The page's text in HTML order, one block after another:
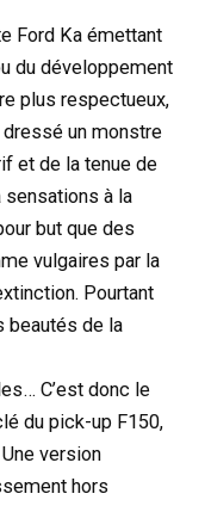
Ford Ka émettant
du développement
plus respectueux,
un monstre
et de la tenue de
sensations à la
but que des
vulgaires par la
Pourtant
beautés de la
C’est donc le
du pick-up F150,
version
hors